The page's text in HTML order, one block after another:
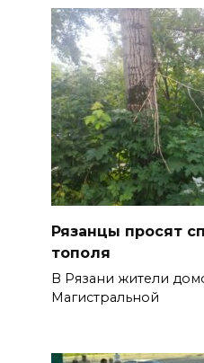
Рязанцы просят
тополя
В Рязани жители
Магистральной